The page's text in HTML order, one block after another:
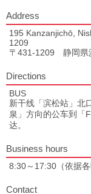
Address
195 Kanzanjichō,
1209
〒431-1209 静岡県
Directions
BUS
新干线「滨松站」北
泉」方向的公车到「
达。
Business hours
8:30～17:30（依据
Contact